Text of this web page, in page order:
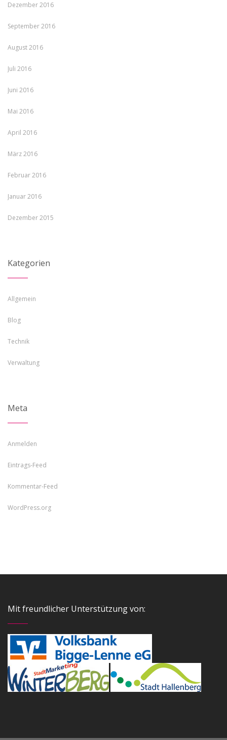
Dezember 2016
September 2016
August 2016
Juli 2016
Juni 2016
Mai 2016
April 2016
März 2016
Februar 2016
Januar 2016
Dezember 2015
Kategorien
Allgemein
Blog
Technik
Verwaltung
Meta
Anmelden
Eintrags-Feed
Kommentar-Feed
WordPress.org
Mit freundlicher Unterstützung von: